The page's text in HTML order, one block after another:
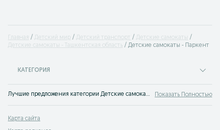
Главная Детский мир Детский транспорт
Детские самокаты
Детские самокаты - Ташкентская область
Детские самокаты - Паркент
КАТЕГОРИЯ
Лучшие предложения категории Детские самокаты Паркент. Большой выбор товаров и услуг по выгодным ценам на OLX! Множество предложений на OLX.uz! Показать Полностью
Карта сайта